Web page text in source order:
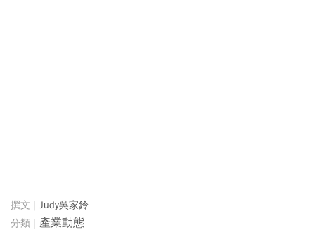
Judy吳家鈴
產業動態